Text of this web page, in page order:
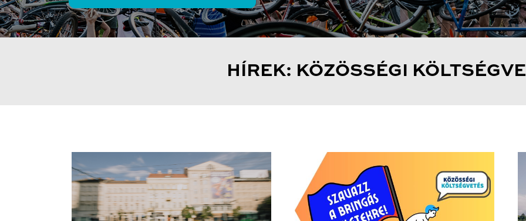
HÍREK: KÖZÖSSÉGI